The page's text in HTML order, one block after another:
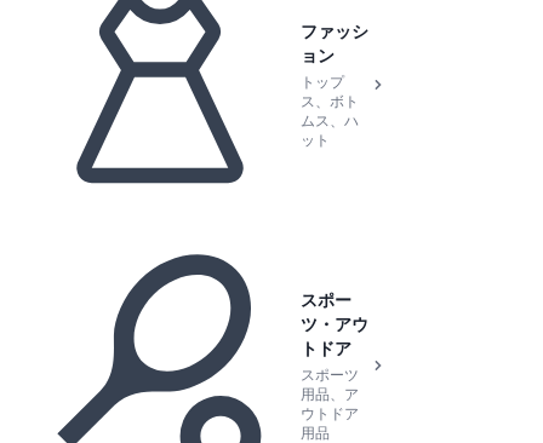
ファッシ
ョン
トップ
ス、ボト
ムス、ハ
ット
スポー
ツ・アウ
トドア
スポーツ
用品、ア
ウトドア
用品